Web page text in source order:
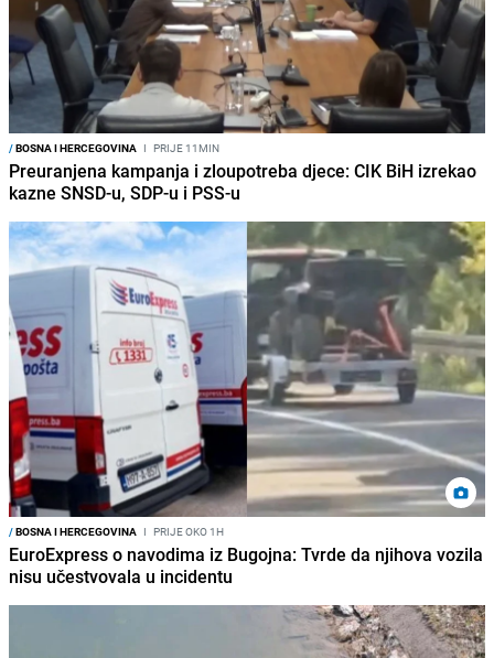
/BOSNA I HERCEGOVINA I PRIJE 11MIN
Preuranjena kampanja i zloupotreba djece: CIK BiH izrekao
kazne SNSD-u, SDP-u i PSS-u
/BOSNA I HERCEGOVINA I PRIJE OKO 1H
EuroExpress o navodima iz Bugojna: Tvrde da njihova vozila
nisu učestvovala u incidentu